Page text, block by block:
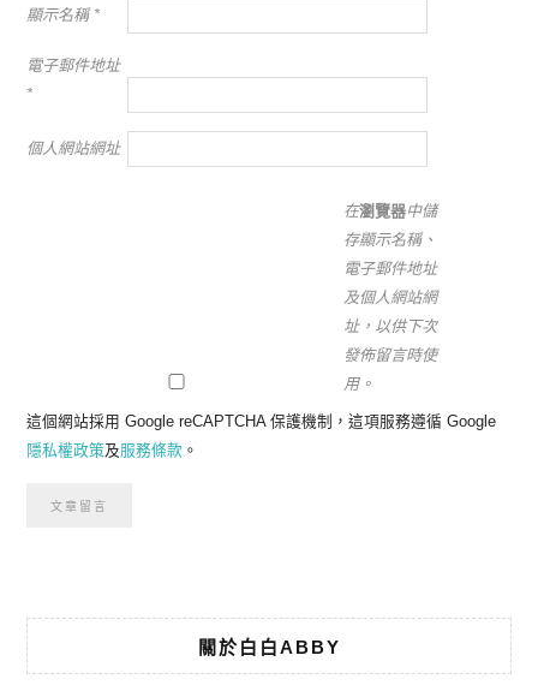
顯示名稱 *
電子郵件地址
*
個人網站網址
在瀏覽器中儲
存顯示名稱、
電子郵件地址
及個人網站網
址，以供下次
發佈留言時使
用。
這個網站採用 Google reCAPTCHA 保護機制，這項服務遵循 Google
隱私權政策及服務條款 。
關於白白ABBY